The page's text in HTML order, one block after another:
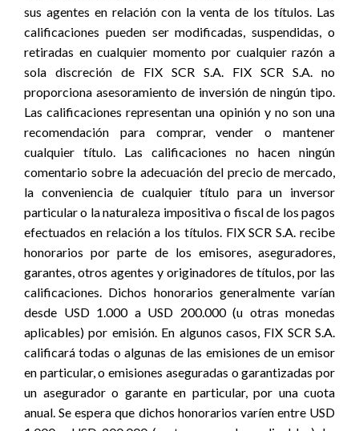
sus agentes en relación con la venta de los títulos. Las
calificaciones pueden ser modificadas, suspendidas, o
retiradas en cualquier momento por cualquier razón a
sola discreción de FIX SCR S.A. FIX SCR S.A. no
proporciona asesoramiento de inversión de ningún tipo.
Las calificaciones representan una opinión y no son una
recomendación para comprar, vender o mantener
cualquier título. Las calificaciones no hacen ningún
comentario sobre la adecuación del precio de mercado,
la conveniencia de cualquier título para un inversor
particular o la naturaleza impositiva o fiscal de los pagos
efectuados en relación a los títulos. FIX SCR S.A. recibe
honorarios por parte de los emisores, aseguradores,
garantes, otros agentes y originadores de títulos, por las
calificaciones. Dichos honorarios generalmente varían
desde USD 1.000 a USD 200.000 (u otras monedas
aplicables) por emisión. En algunos casos, FIX SCR S.A.
calificará todas o algunas de las emisiones de un emisor
en particular, o emisiones aseguradas o garantizadas por
un asegurador o garante en particular, por una cuota
anual. Se espera que dichos honorarios varíen entre USD